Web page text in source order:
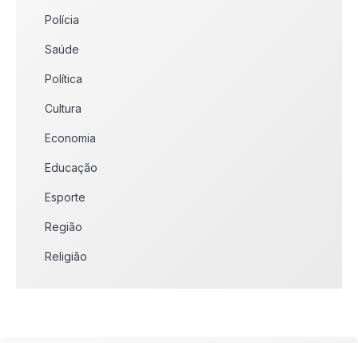
Polícia
Saúde
Política
Cultura
Economia
Educação
Esporte
Região
Religião